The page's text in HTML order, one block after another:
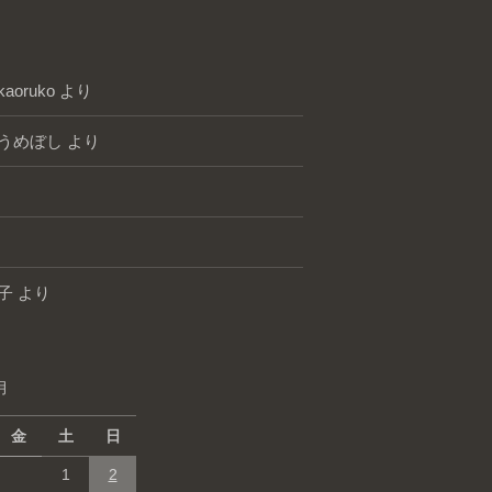
より
めぼし より
より
金 土 日
1 2